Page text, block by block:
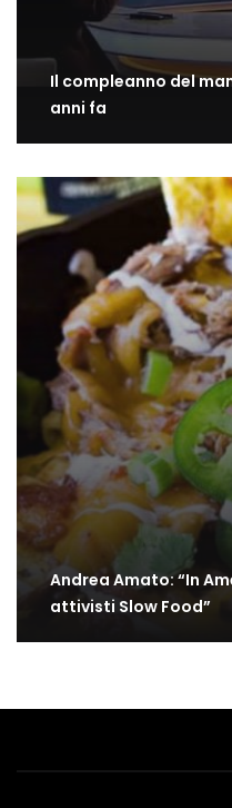
Il compleanno del
anni fa
Andrea Amato: “In
attivisti Slow Food”